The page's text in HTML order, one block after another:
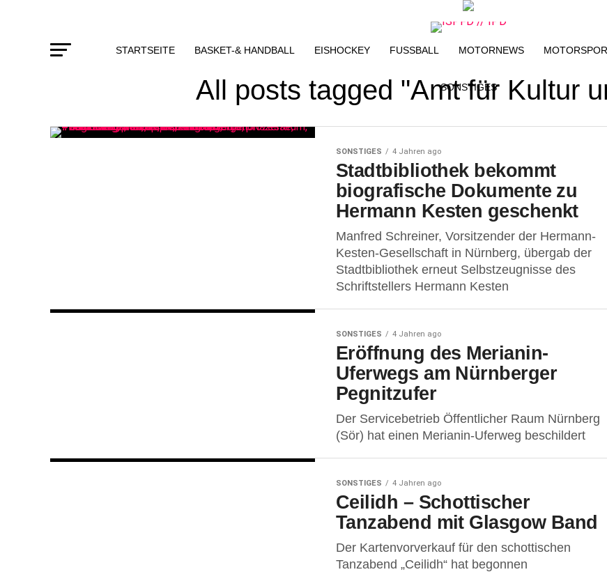
STARTSEITE BASKET-& HANDBALL EISHOCKEY FUSSBALL MOTORNEWS
SONSTIGES
All posts tagged "Amt für Kultur
SONSTIGES 4 Jahren ago
Stadtbibliothek bekommt
biografische Dokumente zu
Hermann Kesten geschenkt
Manfred Schreiner, Vorsitzender der Hermann-
Kesten-Gesellschaft in Nürnberg, übergab der
Stadtbibliothek erneut Selbstzeugnisse des
Schriftstellers Hermann Kesten
SONSTIGES 4 Jahren ago
Eröffnung des Merianin-
Uferwegs am Nürnberger
Pegnitzufer
Der Servicebetrieb Öffentlicher Raum Nürnberg
(Sör) hat einen Merianin-Uferweg beschildert
SONSTIGES 4 Jahren ago
Ceilidh – Schottischer
Tanzabend mit Glasgow Band
Der Kartenvorverkauf für den schottischen
Tanzabend „Ceilidh“ hat begonnen